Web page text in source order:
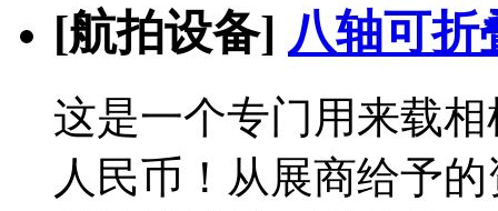
[航拍设备] 八轴可折
这是一个专门用来载
人民币！从展商给予